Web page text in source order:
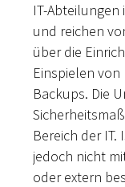
IT-
und reichen
über die
Einspielen
Backups. Die
Bereich der IT.
jedoch nicht
oder extern